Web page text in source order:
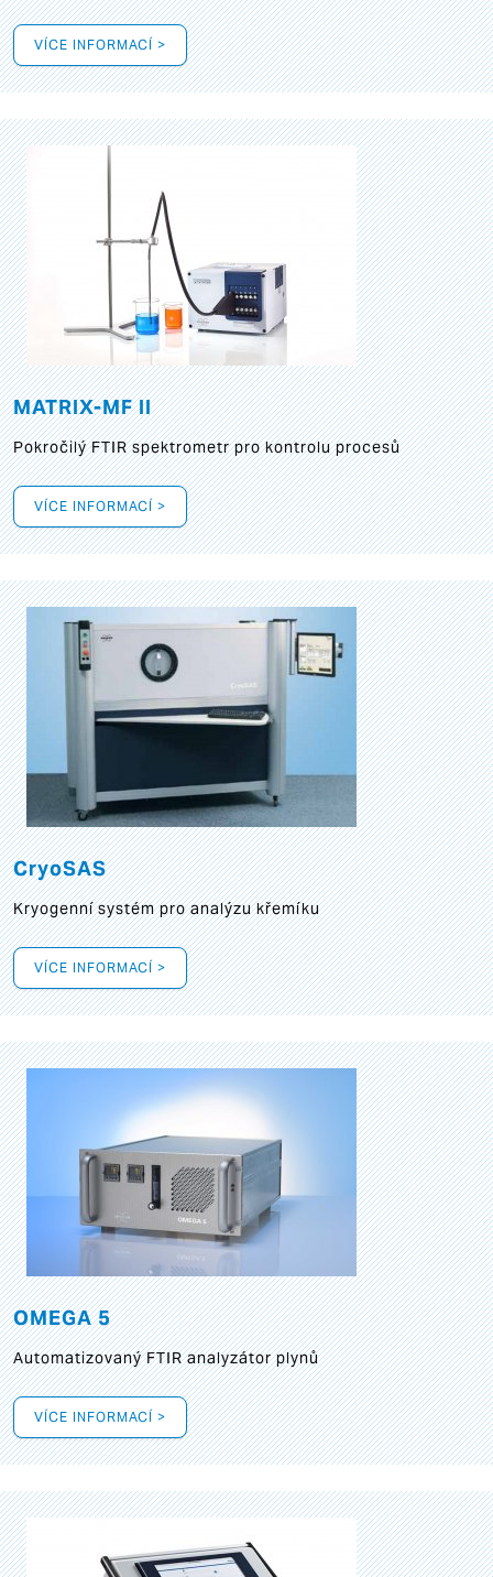
VÍCE INFORMACÍ >
MATRIX-MF II
Pokročilý FTIR spektrometr pro kontrolu procesů
VÍCE INFORMACÍ >
CryoSAS
Kryogenní systém pro analýzu křemíku
VÍCE INFORMACÍ >
OMEGA 5
Automatizovaný FTIR analyzátor plynů
VÍCE INFORMACÍ >